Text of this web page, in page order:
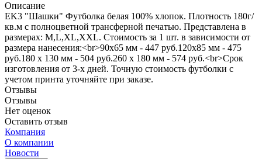
Описание
EK3 "Шашки" Футболка белая 100% хлопок. Плотность 180г/
кв.м с полноцветной трансферной печатью. Представлена в
размерах: M,L,XL,XXL. Стоимость за 1 шт. в зависимости от
размера нанесения:<br>90х65 мм - 447 руб.120х85 мм - 475
руб.180 х 130 мм - 504 руб.260 х 180 мм - 574 руб.<br>Срок
изготовления от 3-х дней. Точную стоимость футболки с
учетом принта уточняйте при заказе.
Отзывы
Отзывы
Нет оценок
Оставить отзыв
Компания
О компании
Новости